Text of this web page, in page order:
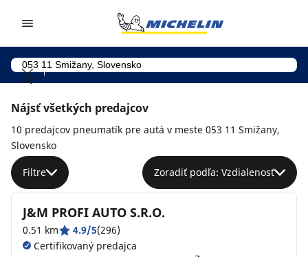
Nájsť všetkých predajcov
10 predajcov pneumatík pre autá v meste 053 11 Smižany,
Slovensko
Filtre Zoradiť podľa: Vzdialenosť
J&M PROFI AUTO S.R.O.
0.51 km 4.9/5(296)
Certifikovaný predajca